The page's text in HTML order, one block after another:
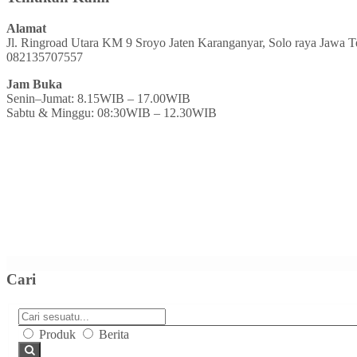
Alamat
Jl. Ringroad Utara KM 9 Sroyo Jaten Karanganyar, Solo raya Jawa
082135707557
Jam Buka
Senin–Jumat: 8.15WIB – 17.00WIB
Sabtu & Minggu: 08:30WIB – 12.30WIB
Cari
Produk Berita